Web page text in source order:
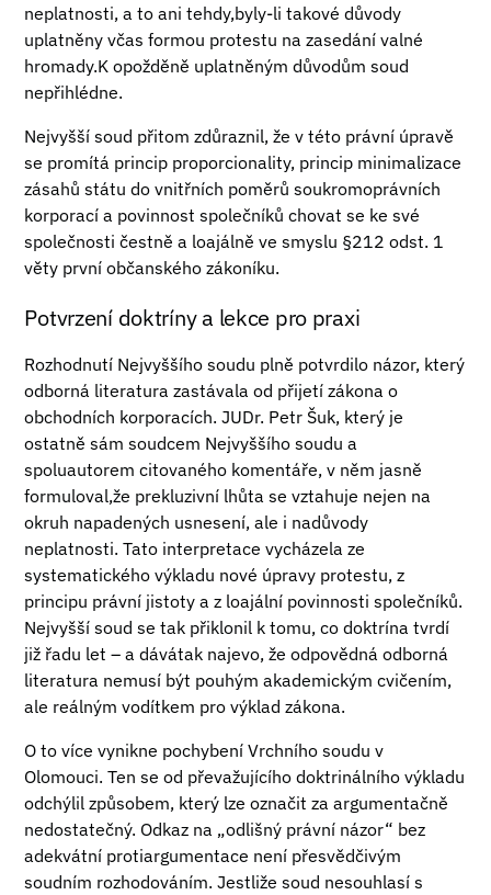
neplatnosti, a to ani tehdy,byly-li takové důvody
uplatněny včas formou protestu na zasedání valné
hromady.K opožděně uplatněným důvodům soud
nepřihlédne.
Nejvyšší soud přitom zdůraznil, že v této právní úpravě
se promítá princip proporcionality, princip minimalizace
zásahů státu do vnitřních poměrů soukromoprávních
korporací a povinnost společníků chovat se ke své
společnosti čestně a loajálně ve smyslu §212 odst. 1
věty první občanského zákoníku.
Potvrzení doktríny a lekce pro praxi
Rozhodnutí Nejvyššího soudu plně potvrdilo názor, který
odborná literatura zastávala od přijetí zákona o
obchodních korporacích. JUDr. Petr Šuk, který je
ostatně sám soudcem Nejvyššího soudu a
spoluautorem citovaného komentáře, v něm jasně
formuloval,že prekluzivní lhůta se vztahuje nejen na
okruh napadených usnesení, ale i nadůvody
neplatnosti. Tato interpretace vycházela ze
systematického výkladu nové úpravy protestu, z
principu právní jistoty a z loajální povinnosti společníků.
Nejvyšší soud se tak přiklonil k tomu, co doktrína tvrdí
již řadu let – a dávátak najevo, že odpovědná odborná
literatura nemusí být pouhým akademickým cvičením,
ale reálným vodítkem pro výklad zákona.
O to více vynikne pochybení Vrchního soudu v
Olomouci. Ten se od převažujícího doktrinálního výkladu
odchýlil způsobem, který lze označit za argumentačně
nedostatečný. Odkaz na „odlišný právní názor“ bez
adekvátní protiargumentace není přesvědčivým
soudním rozhodováním. Jestliže soud nesouhlasí s